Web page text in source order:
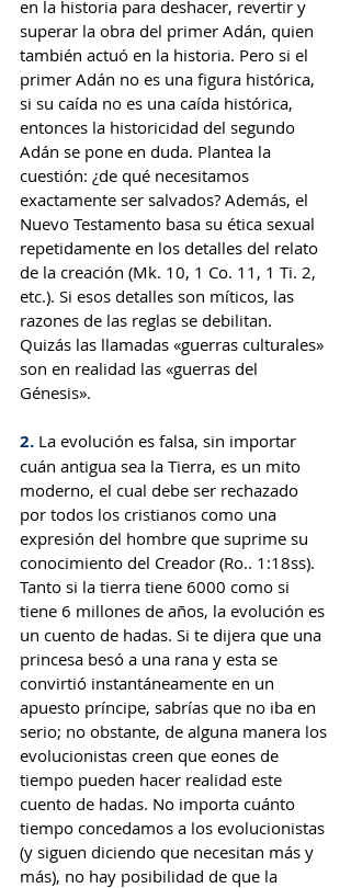
en la historia para deshacer, revertir y
superar la obra del primer Adán, quien
también actuó en la historia. Pero si el
primer Adán no es una figura histórica,
si su caída no es una caída histórica,
entonces la historicidad del segundo
Adán se pone en duda. Plantea la
cuestión: ¿de qué necesitamos
exactamente ser salvados? Además, el
Nuevo Testamento basa su ética sexual
repetidamente en los detalles del relato
de la creación (Mk. 10, 1 Co. 11, 1 Ti. 2,
etc.). Si esos detalles son míticos, las
razones de las reglas se debilitan.
Quizás las llamadas «guerras culturales»
son en realidad las «guerras del
Génesis».
2. La evolución es falsa, sin importar
cuán antigua sea la Tierra, es un mito
moderno, el cual debe ser rechazado
por todos los cristianos como una
expresión del hombre que suprime su
conocimiento del Creador (Ro.. 1:18ss).
Tanto si la tierra tiene 6000 como si
tiene 6 millones de años, la evolución es
un cuento de hadas. Si te dijera que una
princesa besó a una rana y esta se
convirtió instantáneamente en un
apuesto príncipe, sabrías que no iba en
serio; no obstante, de alguna manera los
evolucionistas creen que eones de
tiempo pueden hacer realidad este
cuento de hadas. No importa cuánto
tiempo concedamos a los evolucionistas
(y siguen diciendo que necesitan más y
más), no hay posibilidad de que la